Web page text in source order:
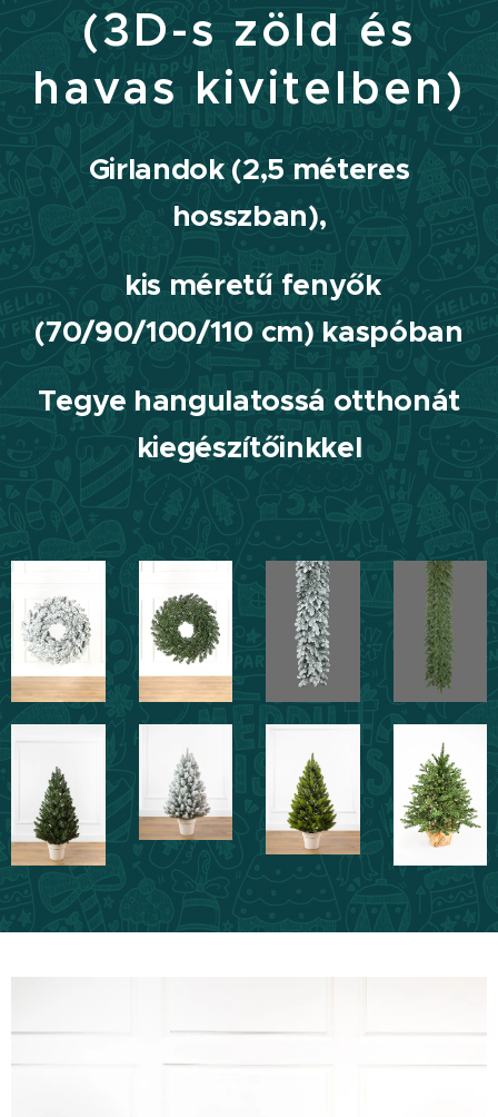
(3D-s zöld és
havas kivitelben)
Girlandok (2,5 méteres
hosszban),
kis méretű fenyők
(70/90/100/110 cm) kaspóban
Tegye hangulatossá otthonát
kiegészítőinkkel